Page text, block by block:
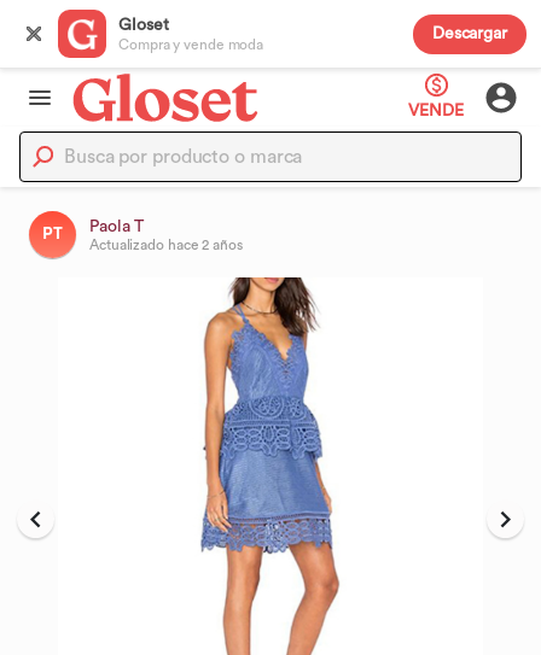
Gloset
Compra y vende moda
Descargar
VENDE
PT Paola T
Actualizado hace 2 años